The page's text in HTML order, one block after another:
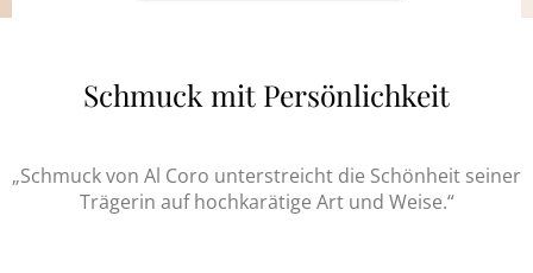
Schmuck mit Persönlichkeit
„Schmuck von Al Coro unterstreicht die Schönheit seiner
Trägerin auf hochkarätige Art und Weise.“